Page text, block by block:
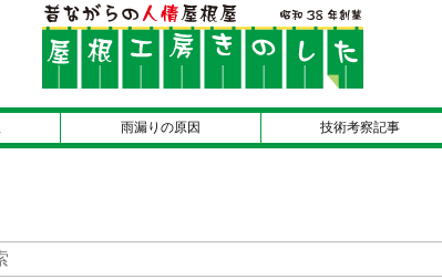
雨漏りの原因 技術考察記事